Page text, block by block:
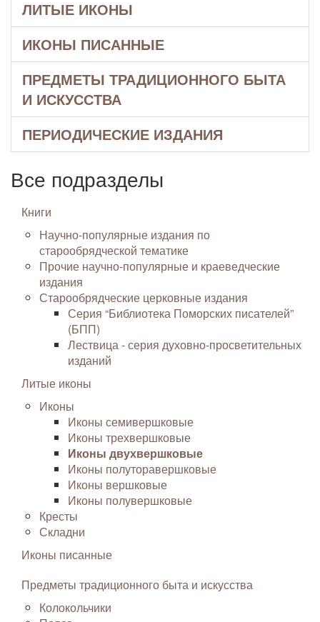
ЛИТЫЕ ИКОНЫ
ИКОНЫ ПИСАННЫЕ
ПРЕДМЕТЫ ТРАДИЦИОННОГО БЫТА
И ИСКУССТВА
ПЕРИОДИЧЕСКИЕ ИЗДАНИЯ
Все подразделы
Книги
Научно-популярные издания по
старообрядческой тематике
Прочие научно-популярные и краеведческие
издания
Старообрядческие церковные издания
Серия “Библиотека Поморских писателей”
(БПП)
Лествица - серия духовно-просветительных
изданий
Литые иконы
Иконы
Иконы семивершковые
Иконы трехвершковые
Иконы двухвершковые
Иконы полуторавершковые
Иконы вершковые
Иконы полувершковые
Кресты
Складни
Иконы писанные
Предметы традиционного быта и искусства
Колокольчики